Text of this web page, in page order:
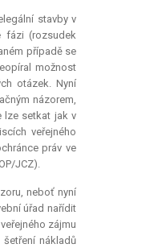
stavby v
fázi (rozsudek
případě se
možnost
otázek. Nyní
názorem,
lze setkat jak v
veřejného
práv ve
JCZ).
neboť nyní
úřad nařídit
zájmu
nákladů